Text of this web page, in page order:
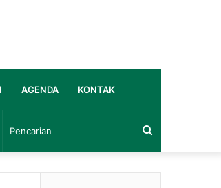
AGENDA KONTAK
Pencarian